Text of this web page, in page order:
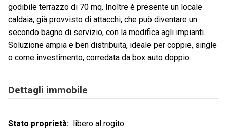
godibile terrazzo di 70 mq. Inoltre è presente un locale
caldaia, già provvisto di attacchi, che può diventare un
secondo bagno di servizio, con la modifica agli impianti.
Soluzione ampia e ben distribuita, ideale per coppie, single
o come investimento, corredata da box auto doppio.
Dettagli immobile
Stato proprietà libero al rogito